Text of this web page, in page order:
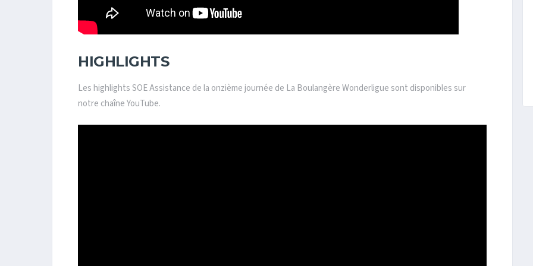
HIGHLIGHTS
Les highlights SOE Assistance de la onzième journée de La Boulangère Wonderligue sont disponibles sur
notre chaîne YouTube.